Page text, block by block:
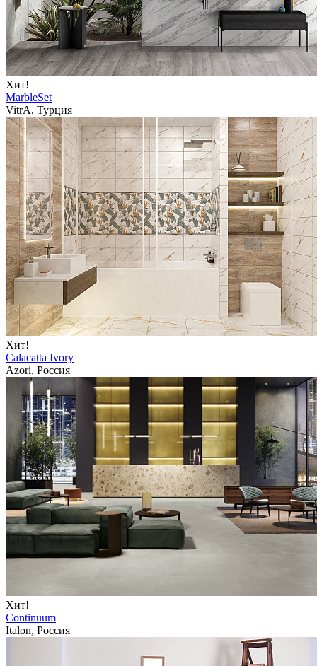
Хит!
MarbleSet
VitrA, Турция
Хит!
Calacatta Ivory
Azori, Россия
Хит!
Continuum
Italon, Россия